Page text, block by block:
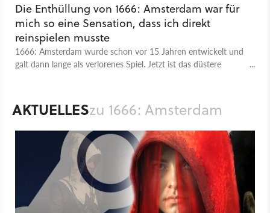
Die Enthüllung von 1666: Amsterdam war für
mich so eine Sensation, dass ich direkt
reinspielen musste
1666: Amsterdam wurde schon vor 15 Jahren entwickelt und
galt dann lange als verlorenes Spiel. Jetzt ist das düstere
AKTUELLESzu 1666: Amsterdam